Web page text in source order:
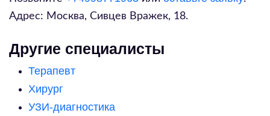
Адрес: Москва, Сивцев Вражек, 18.
Другие специалисты
Терапевт
Хирург
УЗИ-диагностика